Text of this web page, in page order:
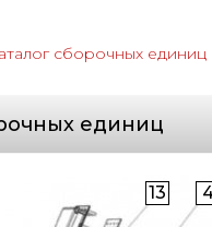
сборочных единиц
единиц
13